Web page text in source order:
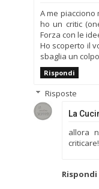
A me
ho un critic
Forza con le
Ho scoperto il
sbaglia un
Rispondi
Risposte
La
allora
criticare!
Rispondi